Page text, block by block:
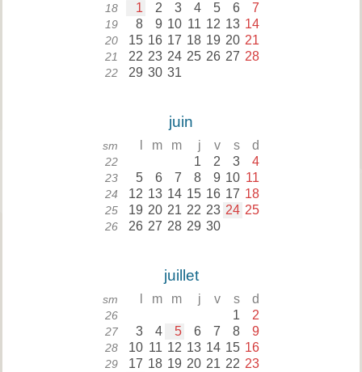
18 1 2 3 4 5 6 7
19 8 9 10 11 12 13 14
20 15 16 17 18 19 20 21
21 22 23 24 25 26 27 28
22 29 30 31
juin
sm m m j v s d
22 1 2 3 4
23 5 6 7 8 9 10 11
24 12 13 14 15 16 17 18
25 19 20 21 22 23 24 25
26 26 27 28 29 30
juillet
sm m m j v s d
26 1 2
27 3 4 5 6 7 8 9
28 10 11 12 13 14 15 16
29 17 18 19 20 21 22 23